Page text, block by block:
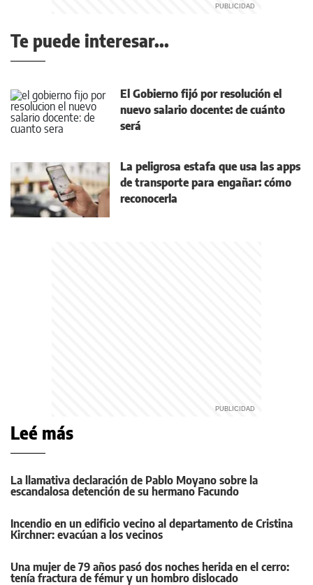
Te puede interesar...
El Gobierno fijó por resolución el
nuevo salario docente: de cuánto
será
La peligrosa estafa que usa las apps
de transporte para engañar: cómo
reconocerla
Leé más
La llamativa declaración de Pablo Moyano sobre la
escandalosa detención de su hermano Facundo
Incendio en un edificio vecino al departamento de Cristina
Kirchner: evacúan a los vecinos
Una mujer de 79 años pasó dos noches herida en el cerro:
tenía fractura de fémur y un hombro dislocado